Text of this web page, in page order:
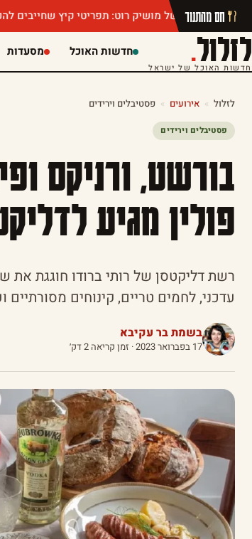
של מושיק רוט: תפריטי קיץ שחייבים להכיר פיצה חם מהתנור
לזלול.
חדשות האוכל של ישראל
חדשות האוכל מסעדות
לזלול » אירועים » פסטיבלים וירידים
פסטיבלים וירידים
בורשט, ורניקס
פולין מגיע
רשת דליקטסן של רותי ברודו חוגגת
עדכני, לחמים טריים, קינוחים מסורתיים
בשמת בר עקיבא
17 בפברואר 2023 · זמן קריאה 2 דק׳